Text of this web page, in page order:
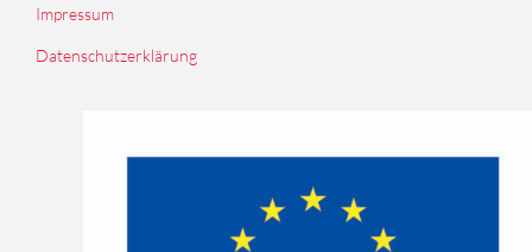
Impressum
Datenschutzerklärung